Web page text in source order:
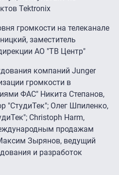
Tektronix
громкости на телеканале
заместитель
АО "ТВ Центр"
компаний Junger
громкости в
ФАС" Никита Степанов,
"СтудиТек"; Олег Шпиленко,
Christoph Harm,
продажам
Зырянов, ведущий
и разработок